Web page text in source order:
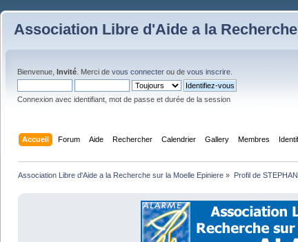
Association Libre d'Aide a la
Bienvenue, Invité . Merci de vous connecter ou de vous inscrire
Connexion avec identifiant, mot de passe et durée de la session
Accueil Forum Aide Rechercher Calendrier Gallery Membres
Association Libre d'Aide a la Recherche sur la Moelle Epiniere » Profil de